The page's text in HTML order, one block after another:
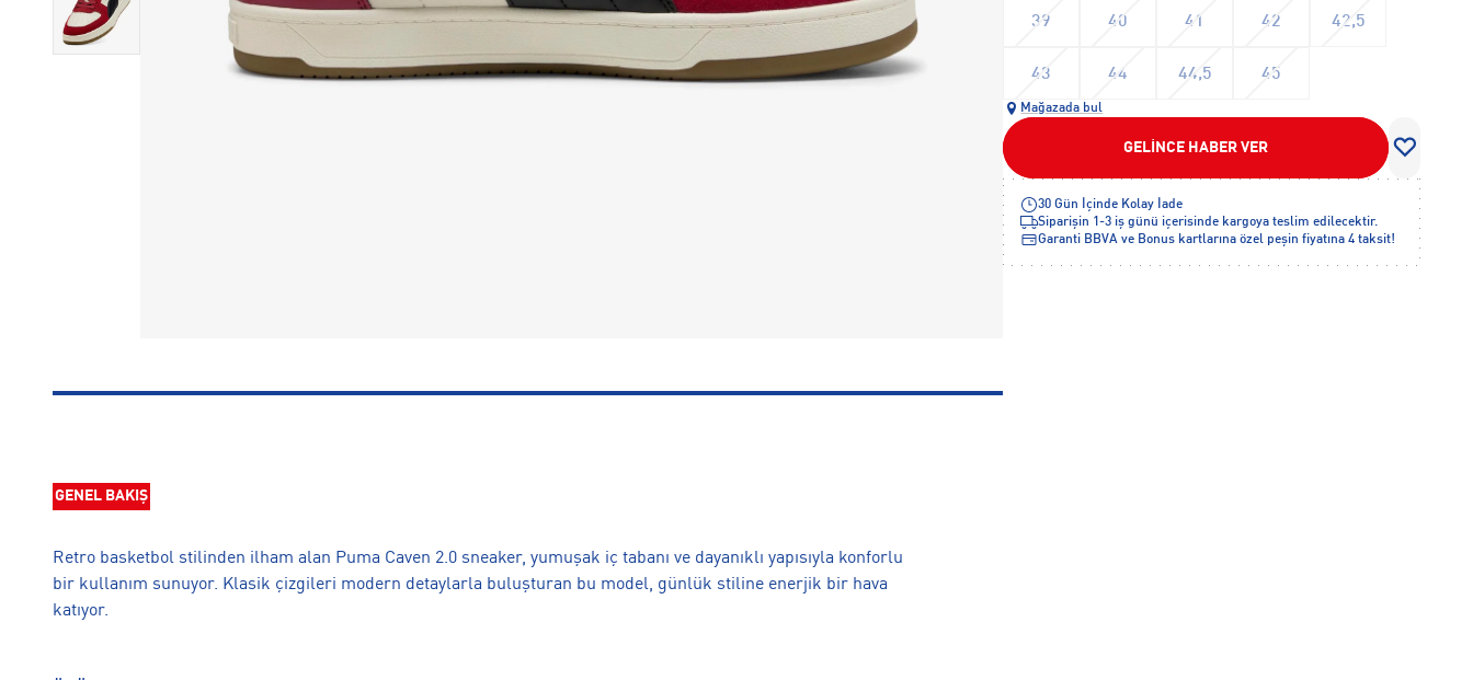
GENEL BAKIŞ
Retro basketbol stilinden ilham alan Puma Caven 2.0 sneaker, yumuşak iç tabanı ve dayanıklı yapısıyla konforlu
bir kullanım sunuyor. Klasik çizgileri modern detaylarla buluşturan bu model, günlük stiline enerjik bir hava
katıyor.
39 40 41 42 42,5
43 44 44,5 45
Mağazada bul
GELİNCE HABER VER
30 Gün İçinde Kolay İade
Siparişin 1-3 iş günü içerisinde kargoya teslim edilecektir.
Garanti BBVA ve Bonus kartlarına özel peşin fiyatına 4 taksit!